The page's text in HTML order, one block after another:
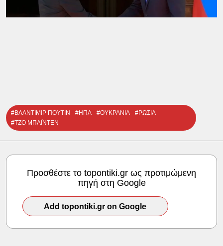
#ΒΛΑΝΤΙΜΙΡ ΠΟΥΤΙΝ #ΗΠΑ #ΟΥΚΡΑΝΙΑ
#ΡΩΣΙΑ
#ΤΖΟ ΜΠΑΪΝΤΕΝ
Προσθέστε το topontiki.gr ως προτιμώμενη
πηγή στη Google
Add topontiki.gr on Google